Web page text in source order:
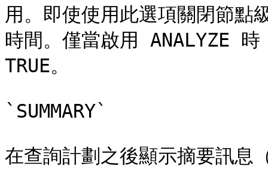
用。即使使用此選項關閉節點
時間。僅當啟用 ANALYZE
TRUE。
`SUMMARY`
在查詢計劃之後顯示摘要訊息